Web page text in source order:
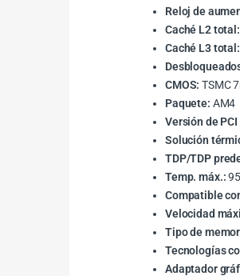
Reloj de
Caché L2 total:
Caché L3 total:
CMOS: TSMC
Paquete: AM4
Versión de PCI
Solución
TDP/TDP
Temp. máx.:
Compatible
Velocidad
Tipo de
Tecnologías
Adaptador